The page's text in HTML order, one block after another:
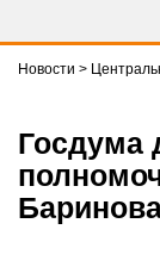
Новости >
Госдума